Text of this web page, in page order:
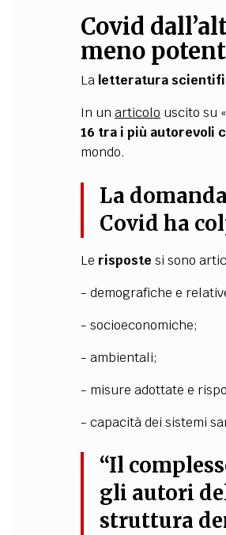
Covid
meno
La letteratura
In un articolo uscito su
16 tra i più autorevoli
mondo.
La
Covid ha
Le risposte si sono
- demografiche e
- socioeconomiche;
- ambientali;
- misure adottate e
- capacità dei sistemi
“Il
gli autori
struttura